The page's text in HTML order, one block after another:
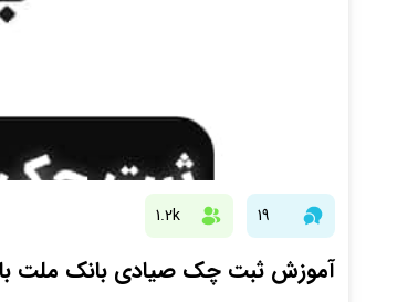
19
1.2k
آموزش ثبت چک صیادی بانک ملت با گوشی +